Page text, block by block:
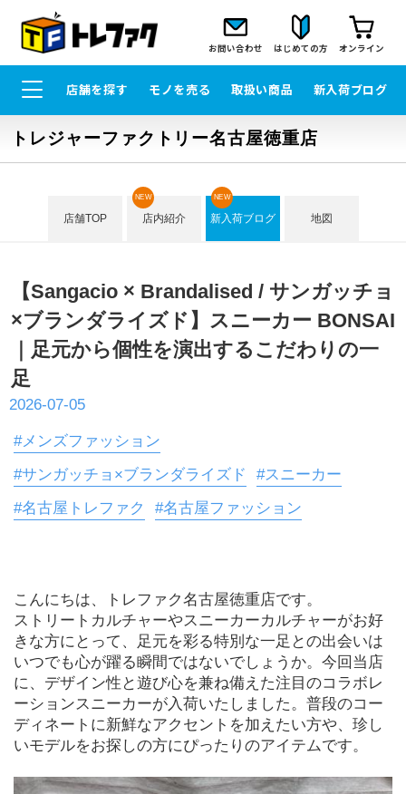
お問い合わせ はじめての方 オンライン
店舗を探す モノを売る 取扱い商品 新入荷ブログ
トレジャーファクトリー名古屋徳重店
店舗TOP 店内紹介
NEW
新入荷ブログ
NEW
地図
【Sangacio × Brandalised / サンガッチョ
×ブランダライズド】スニーカー BONSAI
｜足元から個性を演出するこだわりの一
足
2026-07-05
#メンズファッション
#サンガッチョ×ブランダライズド
#スニーカー
#名古屋トレファク
#名古屋ファッション
こんにちは、トレファク名古屋徳重店です。
ストリートカルチャーやスニーカーカルチャーがお好
きな方にとって、足元を彩る特別な一足との出会いは
いつでも心が躍る瞬間ではないでしょうか。今回当店
に、デザイン性と遊び心を兼ね備えた注目のコラボレ
ーションスニーカーが入荷いたしました。普段のコー
ディネートに新鮮なアクセントを加えたい方や、珍し
いモデルをお探しの方にぴったりのアイテムです。